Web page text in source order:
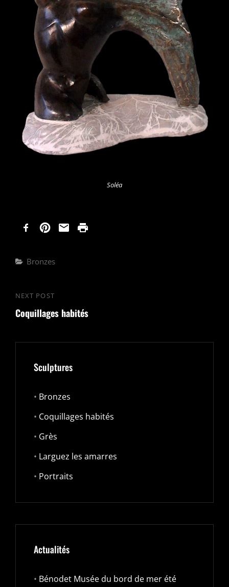
Soléa
Categories
Bronzes
Navigation
de
Next
Post
NEXT POST
Coquillages habités
Sculptures
• Bronzes
• Coquillages habités
• Grès
• Larguez les amarres
• Portraits
Actualités
• Bénodet Musée du bord de mer été